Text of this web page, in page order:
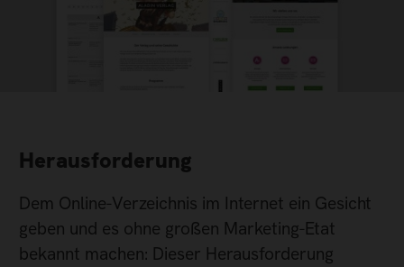
Herausforderung
Dem Online-Verzeichnis im Internet ein Gesicht
geben und es ohne großen Marketing-Etat
bekannt machen: Dieser Herausforderung